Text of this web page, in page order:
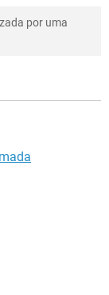
por uma